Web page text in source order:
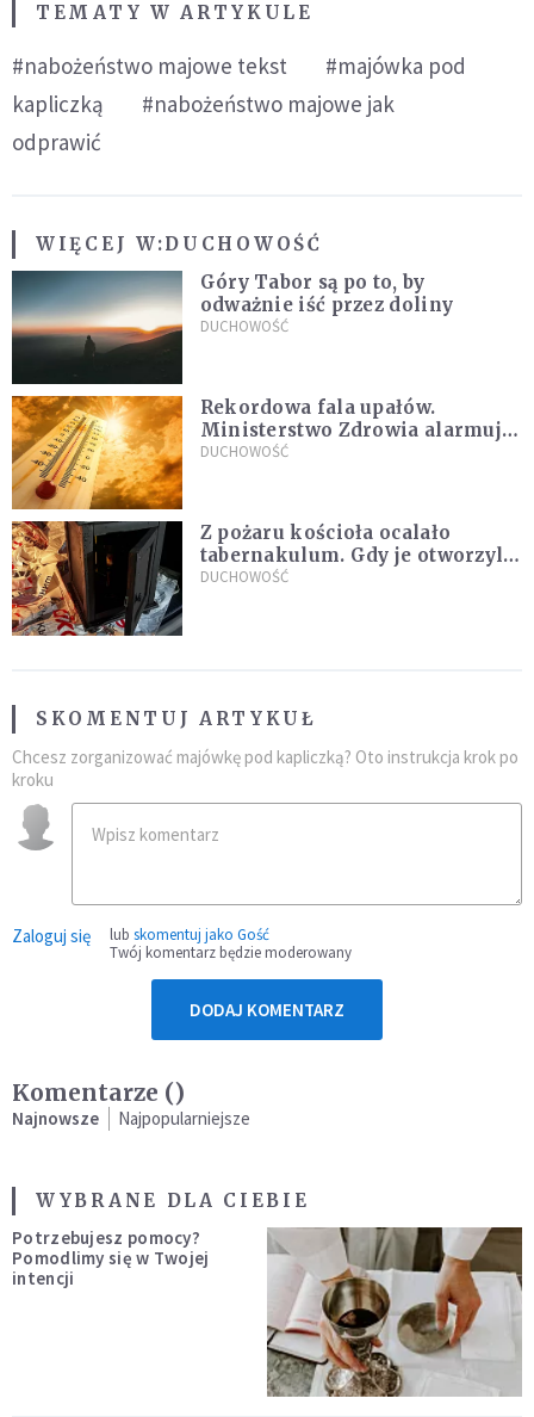
TEMATY W ARTYKULE
#nabożeństwo majowe tekst
#majówka pod
kapliczką
#nabożeństwo majowe jak
odprawić
WIĘCEJ W:DUCHOWOŚĆ
Góry Tabor są po to, by
odważnie iść przez doliny
DUCHOWOŚĆ
Rekordowa fala upałów.
Ministerstwo Zdrowia alarmuje
po doświadczeniach z czerwca
DUCHOWOŚĆ
Z pożaru kościoła ocalało
tabernakulum. Gdy je otworzyli,
"zapach świeżego chleba
DUCHOWOŚĆ
SKOMENTUJ ARTYKUŁ
Chcesz zorganizować majówkę pod kapliczką? Oto instrukcja krok po
kroku
Zaloguj się lub skomentuj jako Gość
Twój komentarz będzie moderowany
DODAJ KOMENTARZ
Komentarze ()
Najnowsze Najpopularniejsze
WYBRANE DLA CIEBIE
Potrzebujesz pomocy?
Pomodlimy się w Twojej
intencji